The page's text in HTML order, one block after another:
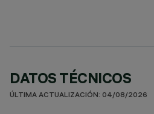
DATOS TÉCNICOS
ÚLTIMA ACTUALIZACIÓN: 04/08/2026